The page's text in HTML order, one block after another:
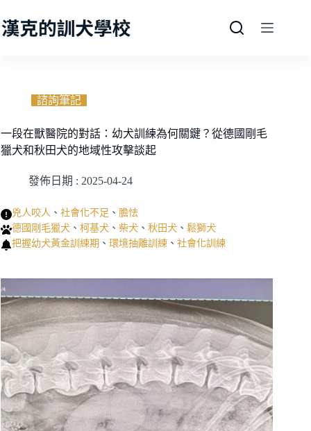
至
諮詢筆記
一段在獸醫院的對話：幼犬訓練為何關鍵？從德國剛毛
獵犬和秋田犬的地域性攻擊談起
發佈日期 : 2025-04-24
兇人咬人 、 社會化不足 、 膽怯
德國剛毛獵犬 、 柯基犬 、 柴犬 、 秋田犬 、 鬆獅犬
把握幼犬黃金訓練期 、 環境抽離訓練 、 社會化訓練